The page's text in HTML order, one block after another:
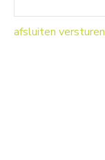
afsluiten versturen